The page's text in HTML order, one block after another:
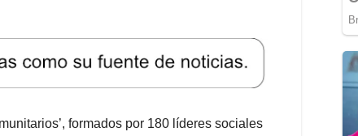
formados por 180 líderes sociales